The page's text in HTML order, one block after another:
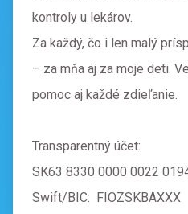
kontroly u lekárov.
Za každý, čo i len malý
– za mňa aj za moje deti.
pomoc aj každé zdieľanie.
Transparentný účet:
SK63 8330 0000 0022
Swift/BIC: FIOZSKBAXXX